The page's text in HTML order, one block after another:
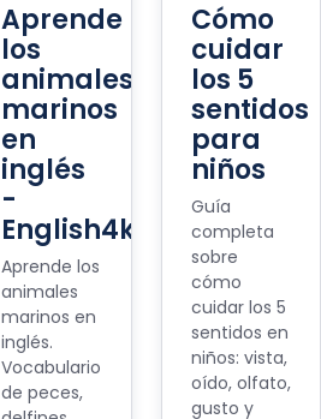
Aprende
los
animales
marinos
en
inglés
-
English4kids
Aprende los
animales
marinos en
inglés.
Vocabulario
de peces,
Cómo
cuidar
los 5
sentidos
para
niños
Guía
completa
sobre
cómo
cuidar los 5
sentidos en
niños: vista,
oído, olfato,
gusto y